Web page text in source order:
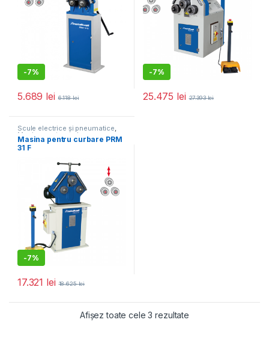
-7%
5.689 lei 6.118lei
-7%
25.475 lei 27.393lei
Scule electrice și pneumatice,
Masina pentru curbare
Masina pentru curbare PRM
31 F
-7%
17.321 lei 18.625lei
Afișez toate cele 3 rezultateSortat după